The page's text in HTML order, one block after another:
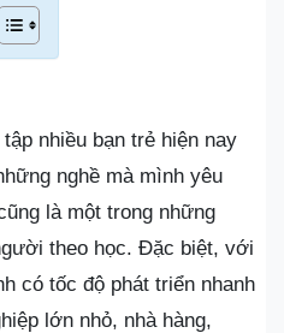
nhiều bạn trẻ hiện nay
nghề mà mình yêu
là một trong những
theo học. Đặc biệt, với
có tốc độ phát triển nhanh
lớn nhỏ, nhà hàng,